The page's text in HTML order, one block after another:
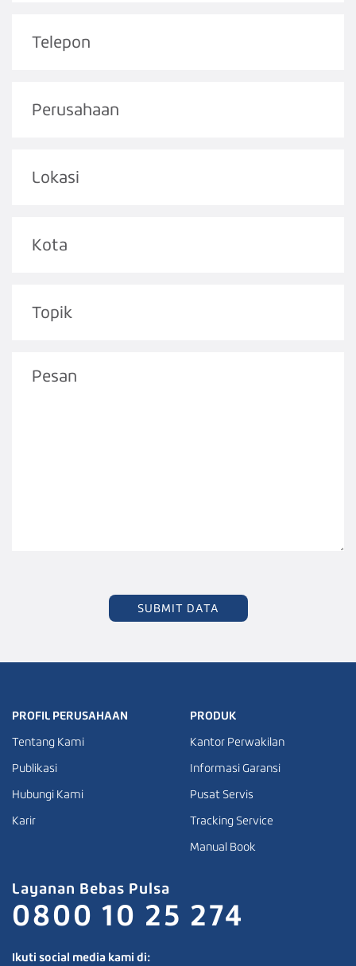
SUBMIT DATA
PROFIL PERUSAHAAN
Tentang Kami
Publikasi
Hubungi Kami
Karir
PRODUK
Kantor Perwakilan
Informasi Garansi
Pusat Servis
Tracking Service
Manual Book
Layanan Bebas Pulsa
0800 10 25 274
Ikuti social media kami di: